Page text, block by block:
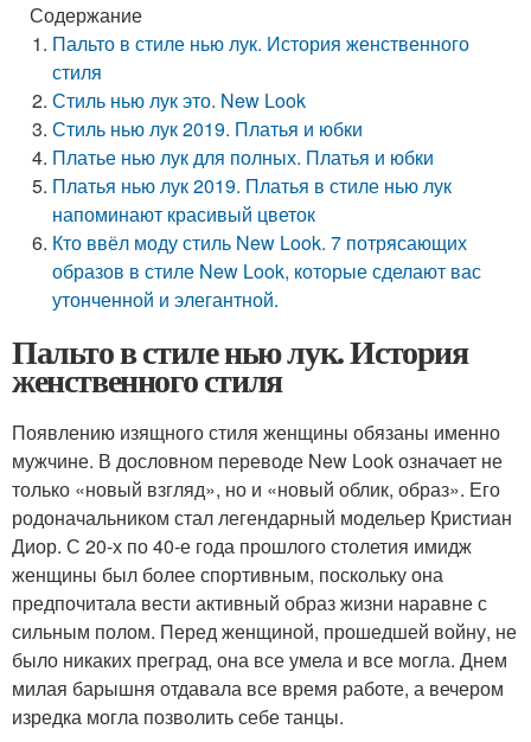
Содержание
Пальто в стиле нью лук. История женственного
стиля
Стиль нью лук это. New Look
Стиль нью лук 2019. Платья и юбки
Платье нью лук для полных. Платья и юбки
Платья нью лук 2019. Платья в стиле нью лук
напоминают красивый цветок
Кто ввёл моду стиль New Look. 7 потрясающих
образов в стиле New Look, которые сделают вас
утонченной и элегантной.
Пальто в стиле нью лук. История
женственного стиля
Появлению изящного стиля женщины обязаны именно
мужчине. В дословном переводе New Look означает не
только «новый взгляд», но и «новый облик, образ». Его
родоначальником стал легендарный модельер Кристиан
Диор. С 20-х по 40-е года прошлого столетия имидж
женщины был более спортивным, поскольку она
предпочитала вести активный образ жизни наравне с
сильным полом. Перед женщиной, прошедшей войну, не
было никаких преград, она все умела и все могла. Днем
милая барышня отдавала все время работе, а вечером
изредка могла позволить себе танцы.